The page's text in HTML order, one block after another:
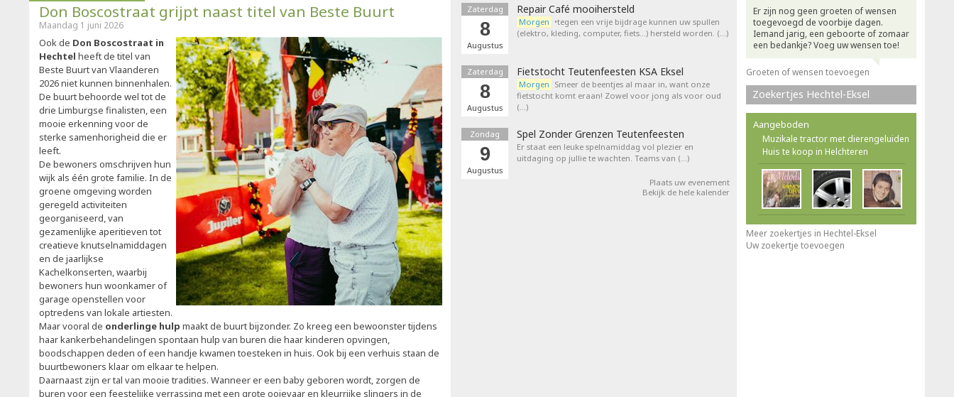
Don Boscostraat grijpt naast titel van Beste Buurt
Maandag 1 juni 2026
Ook de Don Boscostraat in
Hechtel heeft de titel van
Beste Buurt van Vlaanderen
2026 niet kunnen binnenhalen.
De buurt behoorde wel tot de
drie Limburgse finalisten, een
mooie erkenning voor de
sterke samenhorigheid die er
leeft.
De bewoners omschrijven hun
wijk als één grote familie. In de
groene omgeving worden
geregeld activiteiten
georganiseerd, van
gezamenlijke aperitieven tot
creatieve knutselnamiddagen
en de jaarlijkse
Kachelkonserten, waarbij
bewoners hun woonkamer of
garage openstellen voor
optredens van lokale artiesten.
Maar vooral de onderlinge hulp maakt de buurt bijzonder. Zo kreeg een bewoonster tijdens
haar kankerbehandelingen spontaan hulp van buren die haar kinderen opvingen,
boodschappen deden of een handje kwamen toesteken in huis. Ook bij een verhuis staan de
buurtbewoners klaar om elkaar te helpen.
Daarnaast zijn er tal van mooie tradities. Wanneer er een baby geboren wordt, zorgen de
buren voor een feestelijke verrassing met een grote ooievaar en kleurrijke slingers in de
Zaterdag
8
Augustus
Repair Café mooihersteld
Morgen •tegen een vrije bijdrage kunnen uw spullen
(elektro, kleding, computer, fiets…) hersteld worden. (…)
Zaterdag
8
Augustus
Fietstocht Teutenfeesten KSA Eksel
Morgen Smeer de beentjes al maar in, want onze
fietstocht komt eraan! Zowel voor jong als voor oud
(…)
Zondag
9
Augustus
Spel Zonder Grenzen Teutenfeesten
Er staat een leuke spelnamiddag vol plezier en
uitdaging op jullie te wachten. Teams van (…)
Plaats uw evenement
Bekijk de hele kalender
Er zijn nog geen groeten of wensen
toegevoegd de voorbije dagen.
Iemand jarig, een geboorte of zomaar
een bedankje? Voeg uw wensen toe!
Groeten of wensen toevoegen
Zoekertjes Hechtel-Eksel
Aangeboden
Muzikale tractor met dierengeluiden
Huis te koop in Helchteren
Meer zoekertjes in Hechtel-Eksel
Uw zoekertje toevoegen